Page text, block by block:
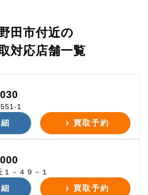
田市付近の
対応店舗一覧
1
買取予約
－４９－１
買取予約